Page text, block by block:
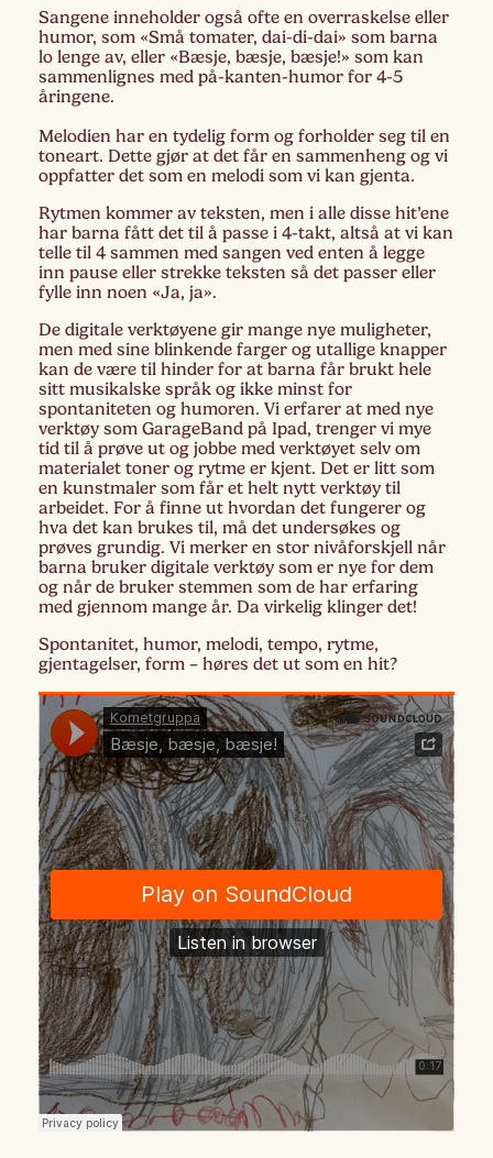
Sangene inneholder også ofte en overraskelse eller
humor, som «Små tomater, dai-di-dai» som barna
lo lenge av, eller «Bæsje, bæsje, bæsje!» som kan
sammenlignes med på-kanten-humor for 4-5
åringene.
Melodien har en tydelig form og forholder seg til en
toneart. Dette gjør at det får en sammenheng og vi
oppfatter det som en melodi som vi kan gjenta.
Rytmen kommer av teksten, men i alle disse hit’ene
har barna fått det til å passe i 4-takt, altså at vi kan
telle til 4 sammen med sangen ved enten å legge
inn pause eller strekke teksten så det passer eller
fylle inn noen «Ja, ja».
De digitale verktøyene gir mange nye muligheter,
men med sine blinkende farger og utallige knapper
kan de være til hinder for at barna får brukt hele
sitt musikalske språk og ikke minst for
spontaniteten og humoren. Vi erfarer at med nye
verktøy som GarageBand på Ipad, trenger vi mye
tid til å prøve ut og jobbe med verktøyet selv om
materialet toner og rytme er kjent. Det er litt som
en kunstmaler som får et helt nytt verktøy til
arbeidet. For å finne ut hvordan det fungerer og
hva det kan brukes til, må det undersøkes og
prøves grundig. Vi merker en stor nivåforskjell når
barna bruker digitale verktøy som er nye for dem
og når de bruker stemmen som de har erfaring
med gjennom mange år. Da virkelig klinger det!
Spontanitet, humor, melodi, tempo, rytme,
gjentagelser, form – høres det ut som en hit?